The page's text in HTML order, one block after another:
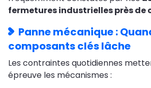
fermetures industrielles près de
Panne mécanique :
composants clés lâche
Les contraintes quotidiennes
épreuve les mécanismes :